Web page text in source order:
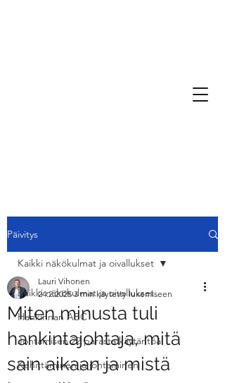
Päivitys
Kaikki näkökulmat ja oivallukset
Hankinnan ABC
Johtamisen 22 parasta käytäntöä
Kehittäminen ja johtaminen
Kaikki näkökulmat ja oivallukset
Miten minusta tuli
hankintajohtaja, mitä
sain aikaan ja mistä
Lauri Vihonen
24.2.2025 3 min käytetty lukemiseen